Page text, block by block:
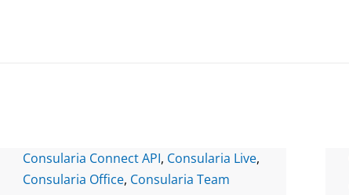
Consularia Connect API, Consularia Live,
Consularia Office, Consularia Team